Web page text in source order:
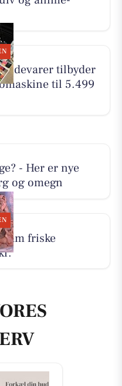
tilbyder
til 5.499
- Her er nye
og omegn
friske